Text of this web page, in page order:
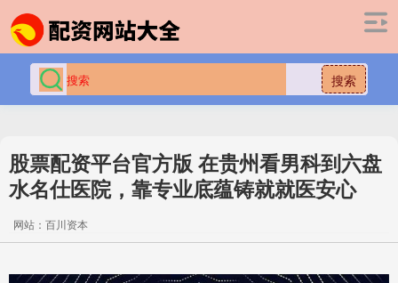
搜索
股票配资平台官方版 在贵州看男科到六盘
水名仕医院，靠专业底蕴铸就就医安心
网站：百川资本